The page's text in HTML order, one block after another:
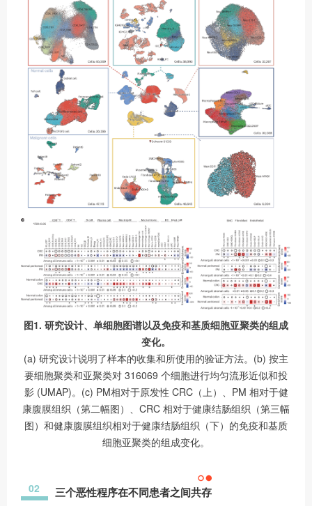
图1. 研究设计、单细胞图谱以及免疫和基质细胞亚聚类的组成
变化。
(a) 研究设计说明了样本的收集和所使用的验证方法。(b) 按主
要细胞聚类和亚聚类对 316069 个细胞进行均匀流形近似和投
影 (UMAP)。(c) PM相对于原发性 CRC（上）、PM 相对于健
康腹膜组织（第二幅图）、CRC 相对于健康结肠组织（第三幅
图）和健康腹膜组织相对于健康结肠组织（下）的免疫和基质
细胞亚聚类的组成变化。
02 三个恶性程序在不同患者之间共存